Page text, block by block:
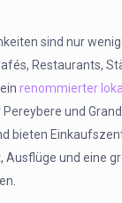
sind nur
Restaurants,
einrenommierter
und
bieten
Ausflüge und eine